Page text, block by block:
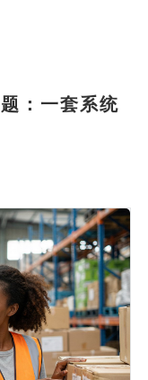
：一套系统